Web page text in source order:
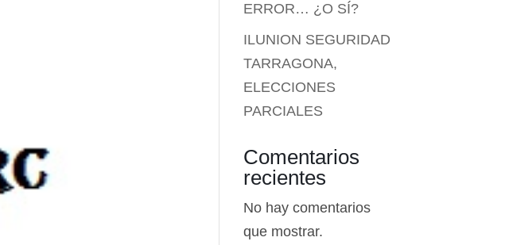
ERROR… ¿O SÍ?
ILUNION SEGURIDAD
TARRAGONA,
ELECCIONES
PARCIALES
Comentarios
recientes
No hay comentarios
que mostrar.